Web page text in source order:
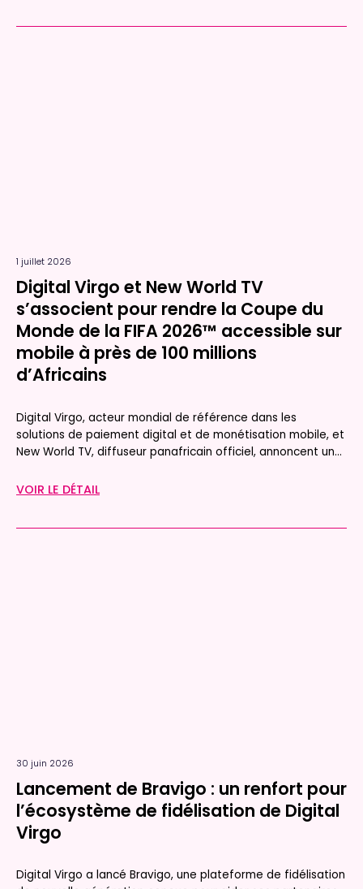
1 juillet 2026
Digital Virgo et New World TV
s’associent pour rendre la Coupe du
Monde de la FIFA 2026™ accessible sur
mobile à près de 100 millions
d’Africains
Digital Virgo, acteur mondial de référence dans les
solutions de paiement digital et de monétisation mobile, et
New World TV, diffuseur panafricain officiel, annoncent un...
VOIR LE DÉTAIL
30 juin 2026
Lancement de Bravigo : un renfort pour
l’écosystème de fidélisation de Digital
Virgo
Digital Virgo a lancé Bravigo, une plateforme de fidélisation